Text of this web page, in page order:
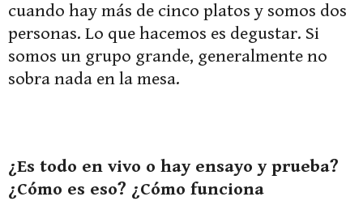
cuando hay más de cinco platos y somos dos
personas. Lo que hacemos es degustar. Si
somos un grupo grande, generalmente no
sobra nada en la mesa.
¿Es todo en vivo o hay ensayo y prueba?
¿Cómo es eso? ¿Cómo funciona